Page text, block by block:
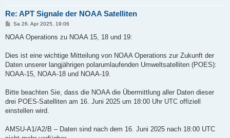
Re: APT Signale der NOAA Satelliten
B
i
a
Sa 26. Apr 2025, 19:06
NOAA Operations zu NOAA 15, 18 und 19:
Dies ist eine wichtige Mitteilung von NOAA Operations zur Zukunft der
Daten unserer langjährigen polarumlaufenden Umweltsatelliten (POES):
NOAA-15, NOAA-18 und NOAA-19.
Bitte beachten Sie, dass die NOAA die Übermittlung aller Daten dieser
drei POES-Satelliten am 16. Juni 2025 um 18:00 Uhr UTC offiziell
einstellen wird.
AMSU-A1/A2/B – Daten sind nach dem 16. Juni 2025 nach 18:00 UTC